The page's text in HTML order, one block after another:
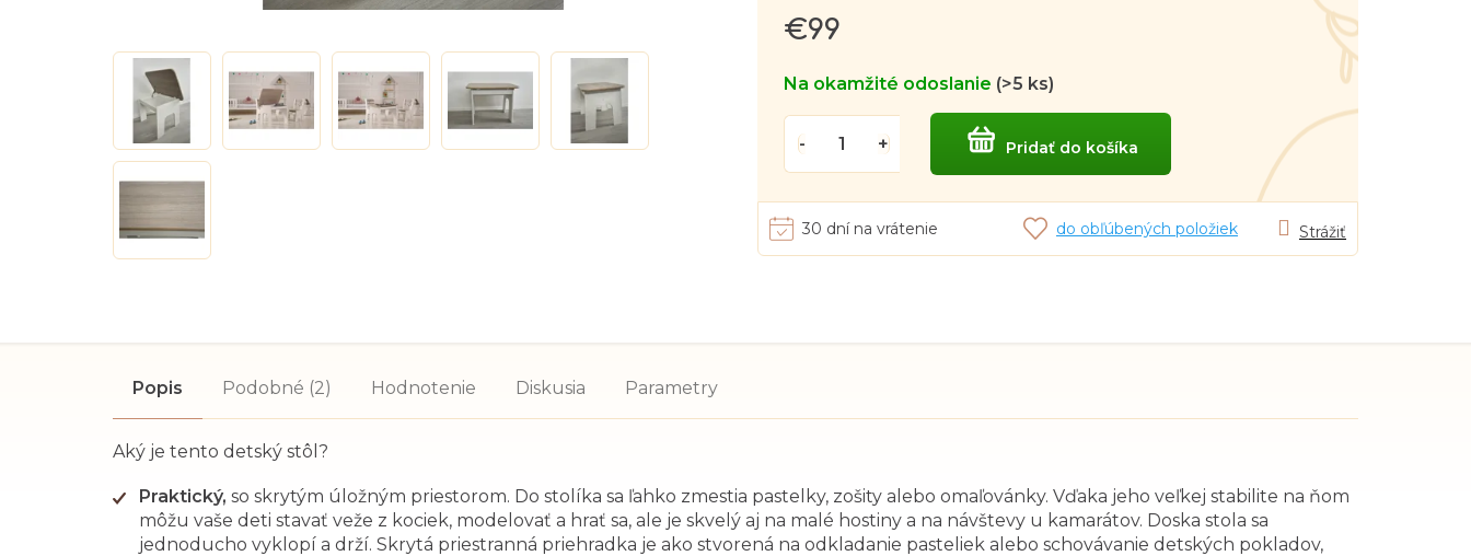
€99
Na okamžité odoslanie (>5 ks)
Pridať do košíka
30 dní na vrátenie do obľúbených položiek Strážiť
Popis Podobné (2) Hodnotenie Diskusia Parametry
Aký je tento detský stôl?
Praktický, so skrytým úložným priestorom. Do stolíka sa ľahko zmestia pastelky, zošity alebo omaľovánky. Vďaka jeho veľkej stabilite na ňom
môžu vaše deti stavať veže z kociek, modelovať a hrať sa, ale je skvelý aj na malé hostiny a na návštevy u kamarátov. Doska stola sa
jednoducho vyklopí a drží. Skrytá priestranná priehradka je ako stvorená na odkladanie pasteliek alebo schovávanie detských pokladov,